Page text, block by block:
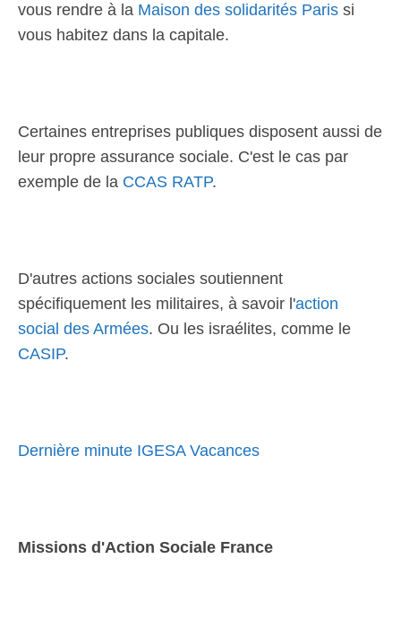
vous rendre à la Maison des solidarités Paris si
vous habitez dans la capitale.
Certaines entreprises publiques disposent aussi de
leur propre assurance sociale. C'est le cas par
exemple de la CCAS RATP.
D'autres actions sociales soutiennent
spécifiquement les militaires, à savoir l'action
social des Armées. Ou les israélites, comme le
CASIP.
Dernière minute IGESA Vacances
Missions d'Action Sociale France